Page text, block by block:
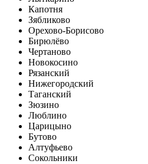
Капотня
Зябликово
Орехово-Борисово
Бирюлёво
Чертаново
Новокосино
Рязанский
Нижегородский
Таганский
Зюзино
Люблино
Царицыно
Бутово
Алтуфьево
Сокольники